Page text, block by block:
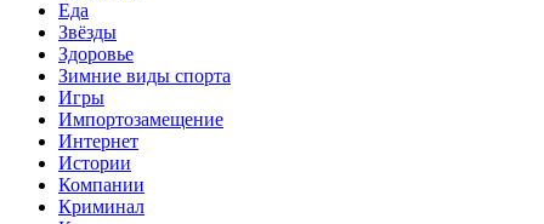
Еда
Звёзды
Здоровье
Зимние виды спорта
Игры
Импортозамещение
Интернет
Истории
Компании
Криминал